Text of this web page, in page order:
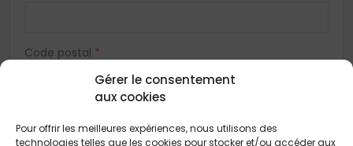
Gérer le consentement
aux cookies
Pour offrir les meilleures expériences, nous utilisons des
technologies telles que les cookies pour stocker et/ou accéder aux
Code postal *